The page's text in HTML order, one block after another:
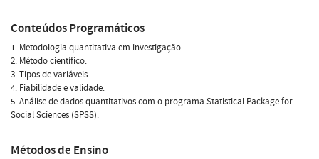
Conteúdos Programáticos
1. Metodologia quantitativa em investigação.
2. Método científico.
3. Tipos de variáveis.
4. Fiabilidade e validade.
5. Análise de dados quantitativos com o programa Statistical Package for
Social Sciences (SPSS).
Métodos de Ensino